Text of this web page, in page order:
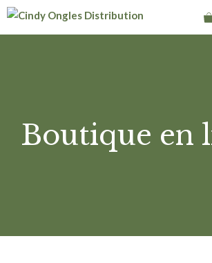
Aller
Boutique en